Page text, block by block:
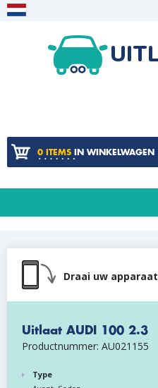
0 ITEMS IN WINKELWAGEN
Draai uw apparaat
Uitlaat AUDI 100 2.3
Productnummer: AU021155
Type